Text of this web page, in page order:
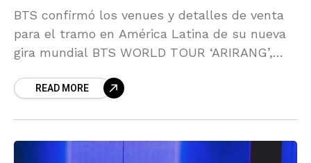
BTS confirmó los venues y detalles de venta
para el tramo en América Latina de su nueva
gira mundial BTS WORLD TOUR ‘ARIRANG’,
READ MORE